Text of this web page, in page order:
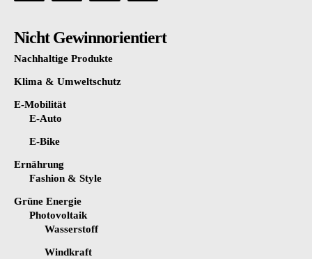
Nicht Gewinnorientiert
Nachhaltige Produkte
Klima & Umweltschutz
E-Mobilität
E-Auto
E-Bike
Ernährung
Fashion & Style
Grüne Energie
Photovoltaik
Wasserstoff
Windkraft